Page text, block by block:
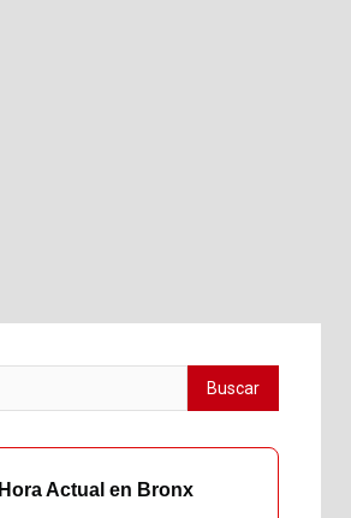
Hora Actual en Bronx